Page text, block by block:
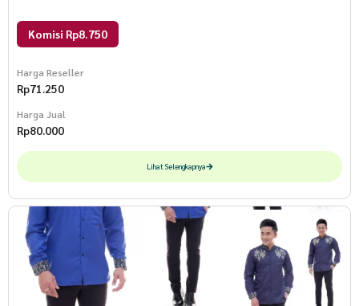
Komisi Rp8.750
Harga Reseller
Rp71.250
Harga Jual
Rp80.000
Lihat Selengkapnya